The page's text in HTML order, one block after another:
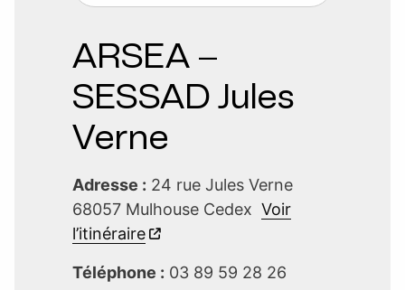
ARSEA –
SESSAD Jules
Verne
Adresse : 24 rue Jules Verne
68057 Mulhouse Cedex Voir
l’itinéraire
Téléphone : 03 89 59 28 26